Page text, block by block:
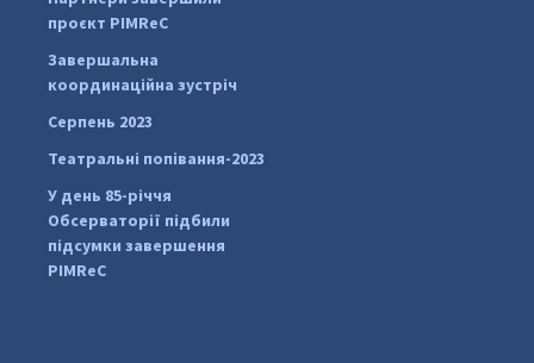
проєкт PIMReC
Завершальна
координаційна зустріч
Серпень 2023
Театральні попівання-2023
У день 85-річчя
Обсерваторії підбили
підсумки завершення
PIMReC